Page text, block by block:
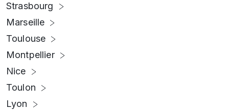
Strasbourg
Marseille
Toulouse
Montpellier
Nice
Toulon
Lyon